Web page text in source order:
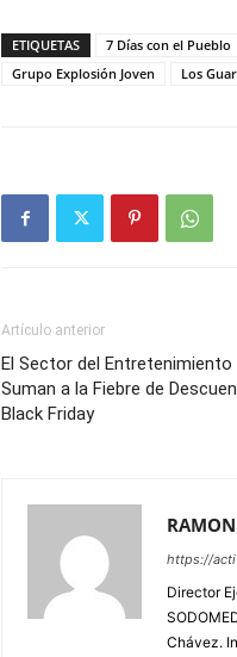
ETIQUETAS 7 Días con el Pueblo
Grupo Explosión Joven
Los
Artículo anterior
El Sector del
Suman a la Fiebre de
Black Friday
https://
Director
Chávez.